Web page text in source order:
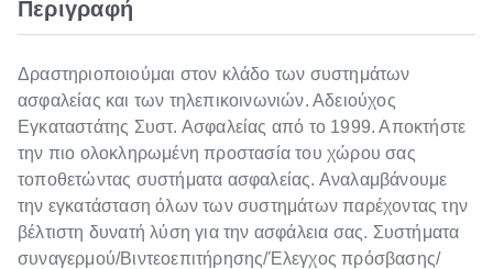
Περιγραφή
Δραστηριοποιούμαι στον κλάδο των συστημάτων
ασφαλείας και των τηλεπικοινωνιών. Αδειούχος
Εγκαταστάτης Συστ. Ασφαλείας από το 1999. Αποκτήστε
την πιο ολοκληρωμένη προστασία του χώρου σας
τοποθετώντας συστήματα ασφαλείας. Αναλαμβάνουμε
την εγκατάσταση όλων των συστημάτων παρέχοντας την
βέλτιστη δυνατή λύση για την ασφάλεια σας. Συστήματα
συναγερμού/Βιντεοεπιτήρησης/Έλεγχος πρόσβασης/